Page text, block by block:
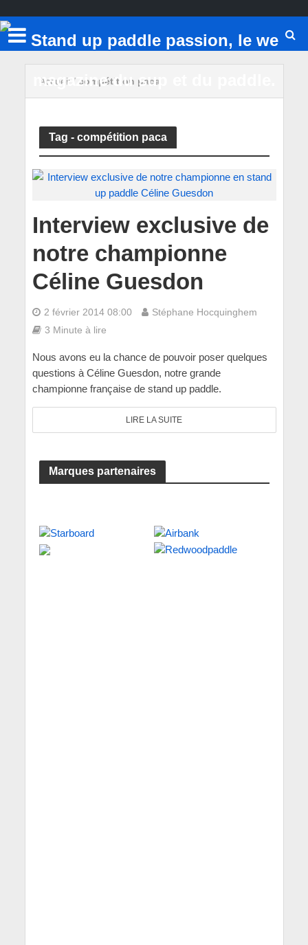
Accueil/ compétition paca
Tag - compétition paca
Interview exclusive de
notre championne
Céline Guesdon
2 février 2014 08:00
Stéphane Hocquinghem
3 Minute à lire
Nous avons eu la chance de pouvoir poser quelques
questions à Céline Guesdon, notre grande
championne française de stand up paddle.
LIRE LA SUITE
Marques partenaires